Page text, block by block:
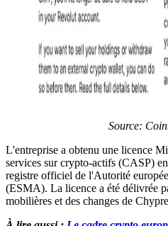
Source:
L'entreprise a obtenu une licence
services sur crypto-actifs (CASP)
registre officiel de l'Autorité
(ESMA). La licence a été délivrée
mobilières et des changes de